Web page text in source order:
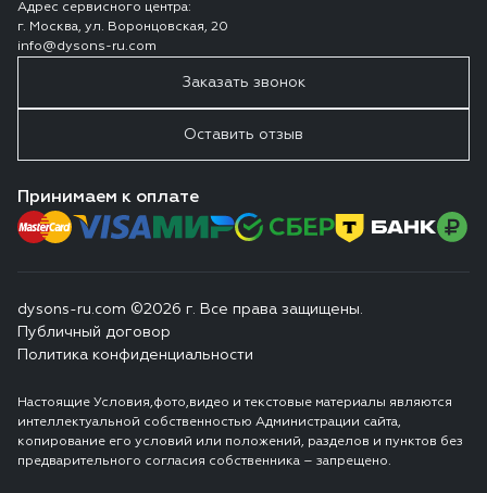
Адрес сервисного центра:
г. Москва, ул. Воронцовская, 20
info@dysons-ru.com
Заказать звонок
Оставить отзыв
Принимаем к оплате
dysons-ru.com ©2026 г. Все права защищены.
Публичный договор
Политика конфиденциальности
Настоящие Условия,фото,видео и текстовые материалы являются
интеллектуальной собственностью Администрации сайта,
копирование его условий или положений, разделов и пунктов без
предварительного согласия собственника – запрещено.